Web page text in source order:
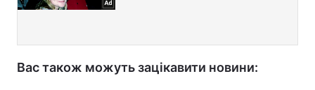
Вас також можуть зацікавити новини: